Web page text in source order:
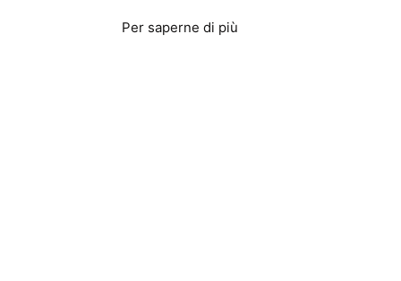
Per saperne di più